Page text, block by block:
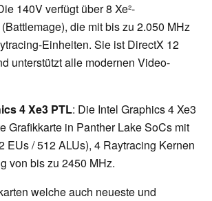
140V verfügt über 8 Xe²-
die mit bis zu 2.050 MHz
Einheiten. Sie ist DirectX 12
unterstützt alle modernen Video-
4 Xe3 PTL: Die Intel Graphics 4 Xe3
Grafikkarte in Panther Lake SoCs mit
EUs / 512 ALUs), 4 Raytracing Kernen
von bis zu 2450 MHz.
welche auch neueste und